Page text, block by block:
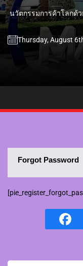
นวัตกรรมการค้าโลกด้ว
Thursday, August
Forgot Password